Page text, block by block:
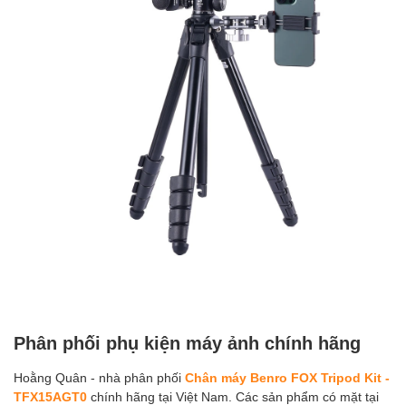
Phân phối phụ kiện máy ảnh chính hãng
Hoằng Quân - nhà phân phối Chân máy Benro FOX Tripod Kit -
TFX15AGT0 chính hãng tại Việt Nam. Các sản phẩm có mặt tại